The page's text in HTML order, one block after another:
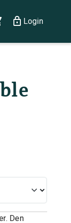
lock Login
Den